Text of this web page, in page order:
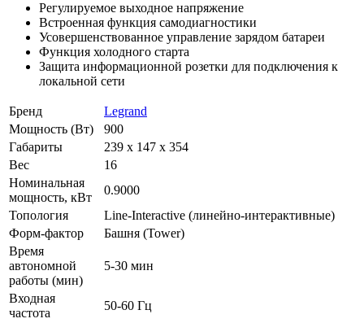
Регулируемое выходное напряжение
Встроенная функция самодиагностики
Усовершенствованное управление зарядом батареи
Функция холодного старта
Защита информационной розетки для подключения к
локальной сети
Бренд
Legrand
Мощность (Вт)
900
Габариты
239 x 147 x 354
Вес
16
Номинальная
мощность, кВт
0.9000
Топология
Line-Interactive (линейно-интерактивные)
Форм-фактор
Башня (Tower)
Время
автономной
работы (мин)
5-30 мин
Входная
частота
50-60 Гц